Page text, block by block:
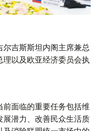
吉斯斯坦内阁主席兼总
以及欧亚经济委员会执
面临的重要任务包括维
潜力、改善民众生活质